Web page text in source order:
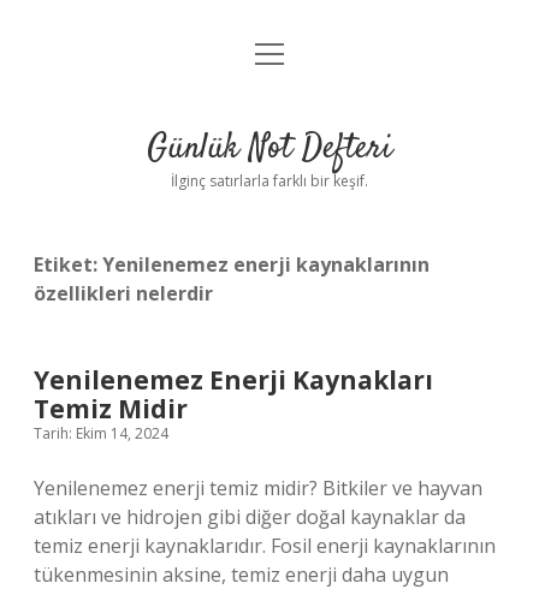
Anasayfa
Yasal Uyarı
menüyü
Günlük Not Defteri
İlginç satırlarla farklı bir keşif.
Etiket:Yenilenemez enerji kaynaklarının
özellikleri nelerdir
Yenilenemez Enerji Kaynakları
Temiz Midir
Tarih: Ekim 14, 2024
Yenilenemez enerji temiz midir? Bitkiler ve hayvan
atıkları ve hidrojen gibi diğer doğal kaynaklar da
temiz enerji kaynaklarıdır. Fosil enerji kaynaklarının
tükenmesinin aksine, temiz enerji daha uygun